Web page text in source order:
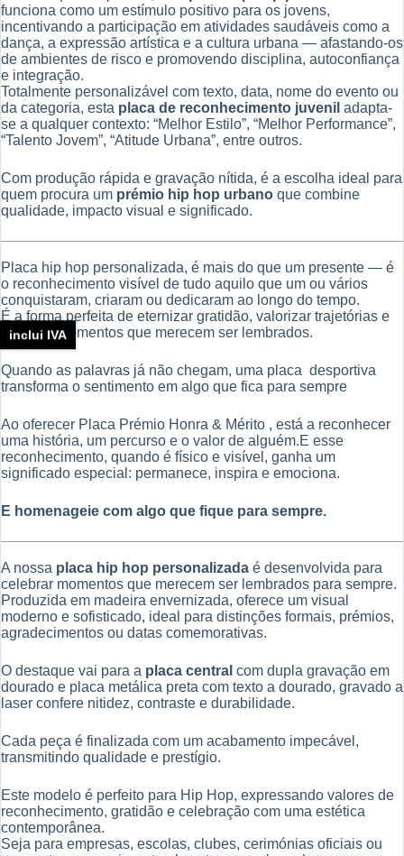
funciona como um estímulo positivo para os jovens,
incentivando a participação em atividades saudáveis como a
dança, a expressão artística e a cultura urbana — afastando-os
de ambientes de risco e promovendo disciplina, autoconfiança
e integração.
Totalmente personalizável com texto, data, nome do evento ou
da categoria, esta placa de reconhecimento juvenil adapta-
se a qualquer contexto: “Melhor Estilo”, “Melhor Performance”,
“Talento Jovem”, “Atitude Urbana”, entre outros.
Com produção rápida e gravação nítida, é a escolha ideal para
quem procura um prémio hip hop urbano que combine
qualidade, impacto visual e significado.
Placa hip hop personalizada, é mais do que um presente — é
o reconhecimento visível de tudo aquilo que um ou vários
conquistaram, criaram ou dedicaram ao longo do tempo.
É a forma perfeita de eternizar gratidão, valorizar trajetórias e
celebrar momentos que merecem ser lembrados.
Quando as palavras já não chegam, uma placa desportiva
transforma o sentimento em algo que fica para sempre
Ao oferecer Placa Prémio Honra & Mérito , está a reconhecer
uma história, um percurso e o valor de alguém.E esse
reconhecimento, quando é físico e visível, ganha um
significado especial: permanece, inspira e emociona.
E homenageie com algo que fique para sempre.
A nossa placa hip hop personalizada é desenvolvida para
celebrar momentos que merecem ser lembrados para sempre.
Produzida em madeira envernizada, oferece um visual
moderno e sofisticado, ideal para distinções formais, prémios,
agradecimentos ou datas comemorativas.
O destaque vai para a placa central com dupla gravação em
dourado e placa metálica preta com texto a dourado, gravado a
laser confere nitidez, contraste e durabilidade.
Cada peça é finalizada com um acabamento impecável,
transmitindo qualidade e prestígio.
Este modelo é perfeito para Hip Hop, expressando valores de
reconhecimento, gratidão e celebração com uma estética
contemporânea.
Seja para empresas, escolas, clubes, cerimónias oficiais ou
inclui IVA